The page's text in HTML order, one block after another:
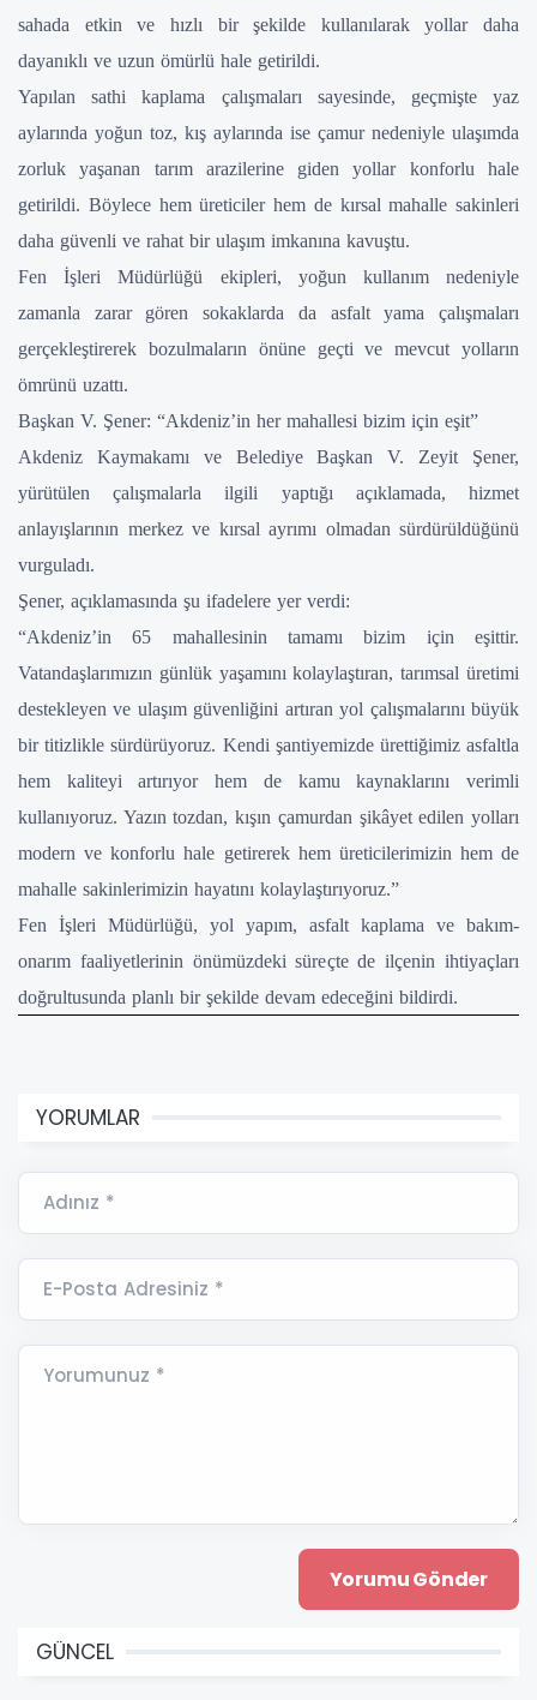
sahada etkin ve hızlı bir şekilde kullanılarak yollar daha
dayanıklı ve uzun ömürlü hale getirildi.
Yapılan sathi kaplama çalışmaları sayesinde, geçmişte yaz
aylarında yoğun toz, kış aylarında ise çamur nedeniyle ulaşımda
zorluk yaşanan tarım arazilerine giden yollar konforlu hale
getirildi. Böylece hem üreticiler hem de kırsal mahalle sakinleri
daha güvenli ve rahat bir ulaşım imkanına kavuştu.
Fen İşleri Müdürlüğü ekipleri, yoğun kullanım nedeniyle
zamanla zarar gören sokaklarda da asfalt yama çalışmaları
gerçekleştirerek bozulmaların önüne geçti ve mevcut yolların
ömrünü uzattı.
Başkan V. Şener: “Akdeniz’in her mahallesi bizim için eşit”
Akdeniz Kaymakamı ve Belediye Başkan V. Zeyit Şener,
yürütülen çalışmalarla ilgili yaptığı açıklamada, hizmet
anlayışlarının merkez ve kırsal ayrımı olmadan sürdürüldüğünü
vurguladı.
Şener, açıklamasında şu ifadelere yer verdi:
“Akdeniz’in 65 mahallesinin tamamı bizim için eşittir.
Vatandaşlarımızın günlük yaşamını kolaylaştıran, tarımsal üretimi
destekleyen ve ulaşım güvenliğini artıran yol çalışmalarını büyük
bir titizlikle sürdürüyoruz. Kendi şantiyemizde ürettiğimiz asfaltla
hem kaliteyi artırıyor hem de kamu kaynaklarını verimli
kullanıyoruz. Yazın tozdan, kışın çamurdan şikâyet edilen yolları
modern ve konforlu hale getirerek hem üreticilerimizin hem de
mahalle sakinlerimizin hayatını kolaylaştırıyoruz.”
Fen İşleri Müdürlüğü, yol yapım, asfalt kaplama ve bakım-
onarım faaliyetlerinin önümüzdeki süreçte de ilçenin ihtiyaçları
doğrultusunda planlı bir şekilde devam edeceğini bildirdi.
YORUMLAR
Adınız *
E-Posta Adresiniz *
Yorumunuz *
GÜNCEL